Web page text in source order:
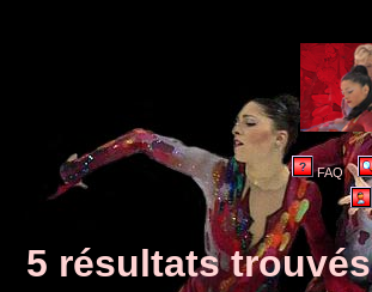
FAQ
5 résultats trouvés